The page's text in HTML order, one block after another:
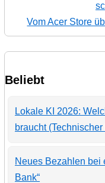
Vom Acer Store
Beliebt
Lokale KI 2026:
braucht
Neues Bezahlen bei
Bank“